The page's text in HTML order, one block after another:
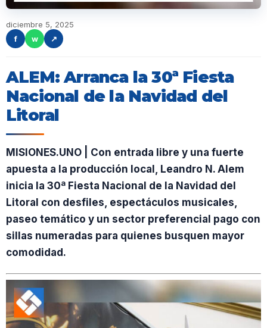
diciembre 5, 2025
f
w ↗
ALEM: Arranca la 30ª Fiesta
Nacional de la Navidad del
Litoral
MISIONES.UNO | Con entrada libre y una fuerte
apuesta a la producción local, Leandro N. Alem
inicia la 30ª Fiesta Nacional de la Navidad del
Litoral con desfiles, espectáculos musicales,
paseo temático y un sector preferencial pago con
sillas numeradas para quienes busquen mayor
comodidad.